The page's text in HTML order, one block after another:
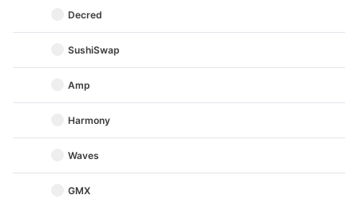
Decred
SushiSwap
Amp
Harmony
Waves
GMX